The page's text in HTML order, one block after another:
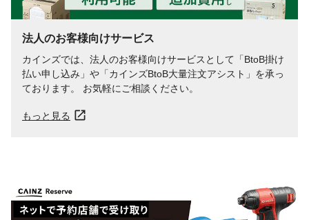
法人のお客様向けサービス
カインズでは、法人のお客様向けサービスとして「BtoB掛け
払い申し込み」や「カインズBtoB大量注文アシスト」を承っ
ております。 お気軽にご相談ください。
もっと見る